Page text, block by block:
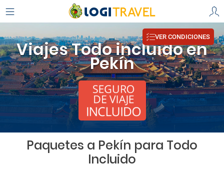
Viajes Todo incluido en
Pekín
VER CONDICIONES
Paquetes a Pekín para Todo
Incluido